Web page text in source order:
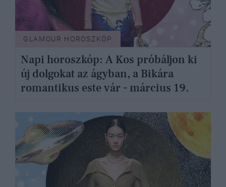
GLAMOUR HOROSZKÓP
Napi horoszkóp: A Kos próbáljon ki
új dolgokat az ágyban, a Bikára
romantikus este vár - március 19.